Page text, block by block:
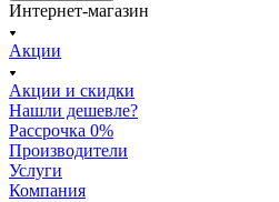
Интернет-магазин
Акции
Акции и скидки
Нашли дешевле?
Рассрочка 0%
Производители
Услуги
Компания